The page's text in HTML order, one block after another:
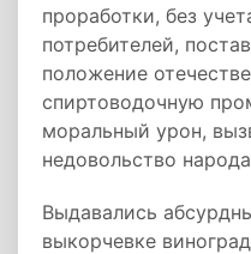
проработки, без
потребителей,
положение
спиртоводочную
моральный урон,
недовольство
Выдавались
выкорчевке